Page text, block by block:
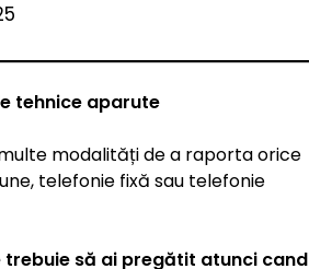
tehnice aparute
modalități de a raporta orice
telefonie fixă sau telefonie
să ai pregătit atunci cand